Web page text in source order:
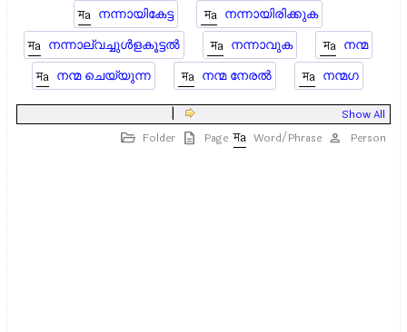
നന്നായികേട്ട
നന്നായിരിക്കുക
നന്നാല്വച്ചുള്‍ളകൂട്ടല്‍
നന്നാവുക
നന്മ
നന്മ ചെയ്യുന്ന
നന്മ നേരല്‍
നന്മഗ
Show All
Folder
Page Word/Phrase Person